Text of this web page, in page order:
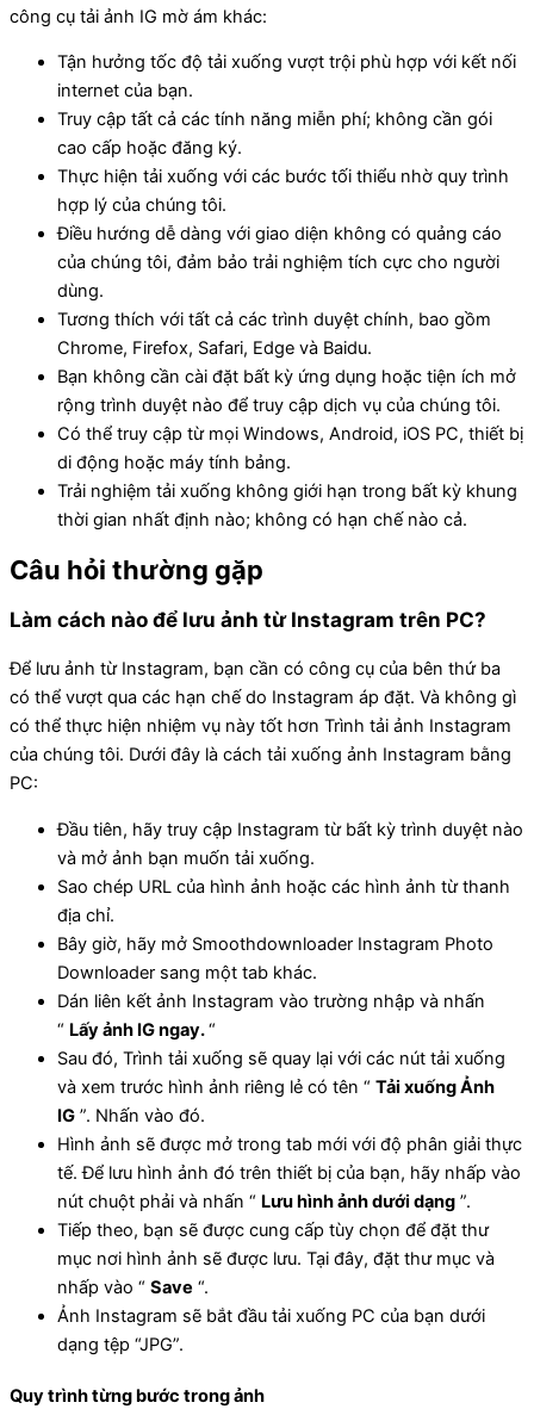
công cụ tải ảnh IG mờ ám khác:
Tận hưởng tốc độ tải xuống vượt trội phù hợp với kết nối
internet của bạn.
Truy cập tất cả các tính năng miễn phí; không cần gói
cao cấp hoặc đăng ký.
Thực hiện tải xuống với các bước tối thiểu nhờ quy trình
hợp lý của chúng tôi.
Điều hướng dễ dàng với giao diện không có quảng cáo
của chúng tôi, đảm bảo trải nghiệm tích cực cho người
dùng.
Tương thích với tất cả các trình duyệt chính, bao gồm
Chrome, Firefox, Safari, Edge và Baidu.
Bạn không cần cài đặt bất kỳ ứng dụng hoặc tiện ích mở
rộng trình duyệt nào để truy cập dịch vụ của chúng tôi.
Có thể truy cập từ mọi Windows, Android, iOS PC, thiết bị
di động hoặc máy tính bảng.
Trải nghiệm tải xuống không giới hạn trong bất kỳ khung
thời gian nhất định nào; không có hạn chế nào cả.
Câu hỏi thường gặp
Làm cách nào để lưu ảnh từ Instagram trên PC?
Để lưu ảnh từ Instagram, bạn cần có công cụ của bên thứ ba
có thể vượt qua các hạn chế do Instagram áp đặt. Và không gì
có thể thực hiện nhiệm vụ này tốt hơn Trình tải ảnh Instagram
của chúng tôi. Dưới đây là cách tải xuống ảnh Instagram bằng
PC:
Đầu tiên, hãy truy cập Instagram từ bất kỳ trình duyệt nào
và mở ảnh bạn muốn tải xuống.
Sao chép URL của hình ảnh hoặc các hình ảnh từ thanh
địa chỉ.
Bây giờ, hãy mở Smoothdownloader Instagram Photo
Downloader sang một tab khác.
Dán liên kết ảnh Instagram vào trường nhập và nhấn
“ Lấy ảnh IG ngay.“
Sau đó, Trình tải xuống sẽ quay lại với các nút tải xuống
và xem trước hình ảnh riêng lẻ có tên “ Tải xuống Ảnh
IG ”. Nhấn vào đó.
Hình ảnh sẽ được mở trong tab mới với độ phân giải thực
tế. Để lưu hình ảnh đó trên thiết bị của bạn, hãy nhấp vào
nút chuột phải và nhấn “ Lưu hình ảnh dưới dạng ”.
Tiếp theo, bạn sẽ được cung cấp tùy chọn để đặt thư
mục nơi hình ảnh sẽ được lưu. Tại đây, đặt thư mục và
nhấp vào “ Save “.
Ảnh Instagram sẽ bắt đầu tải xuống PC của bạn dưới
dạng tệp “JPG”.
Quy trình từng bước trong ảnh